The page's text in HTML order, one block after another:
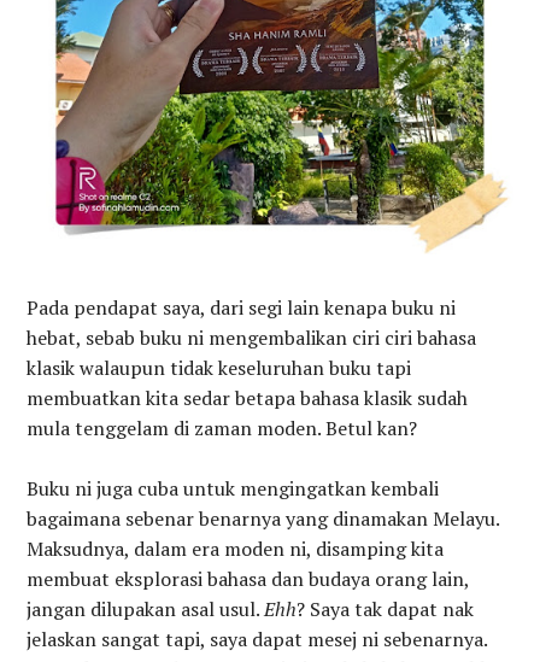
Pada pendapat saya, dari segi lain kenapa buku ni
hebat, sebab buku ni mengembalikan ciri ciri bahasa
klasik walaupun tidak keseluruhan buku tapi
membuatkan kita sedar betapa bahasa klasik sudah
mula tenggelam di zaman moden. Betul kan?
Buku ni juga cuba untuk mengingatkan kembali
bagaimana sebenar benarnya yang dinamakan Melayu.
Maksudnya, dalam era moden ni, disamping kita
membuat eksplorasi bahasa dan budaya orang lain,
jangan dilupakan asal usul.Ehh? Saya tak dapat nak
jelaskan sangat tapi, saya dapat mesej ni sebenarnya.